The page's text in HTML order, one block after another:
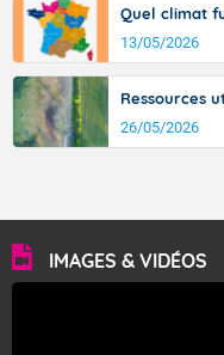
Quel climat
13/05/2026
Ressources
26/05/2026
IMAGES & VIDÉOS